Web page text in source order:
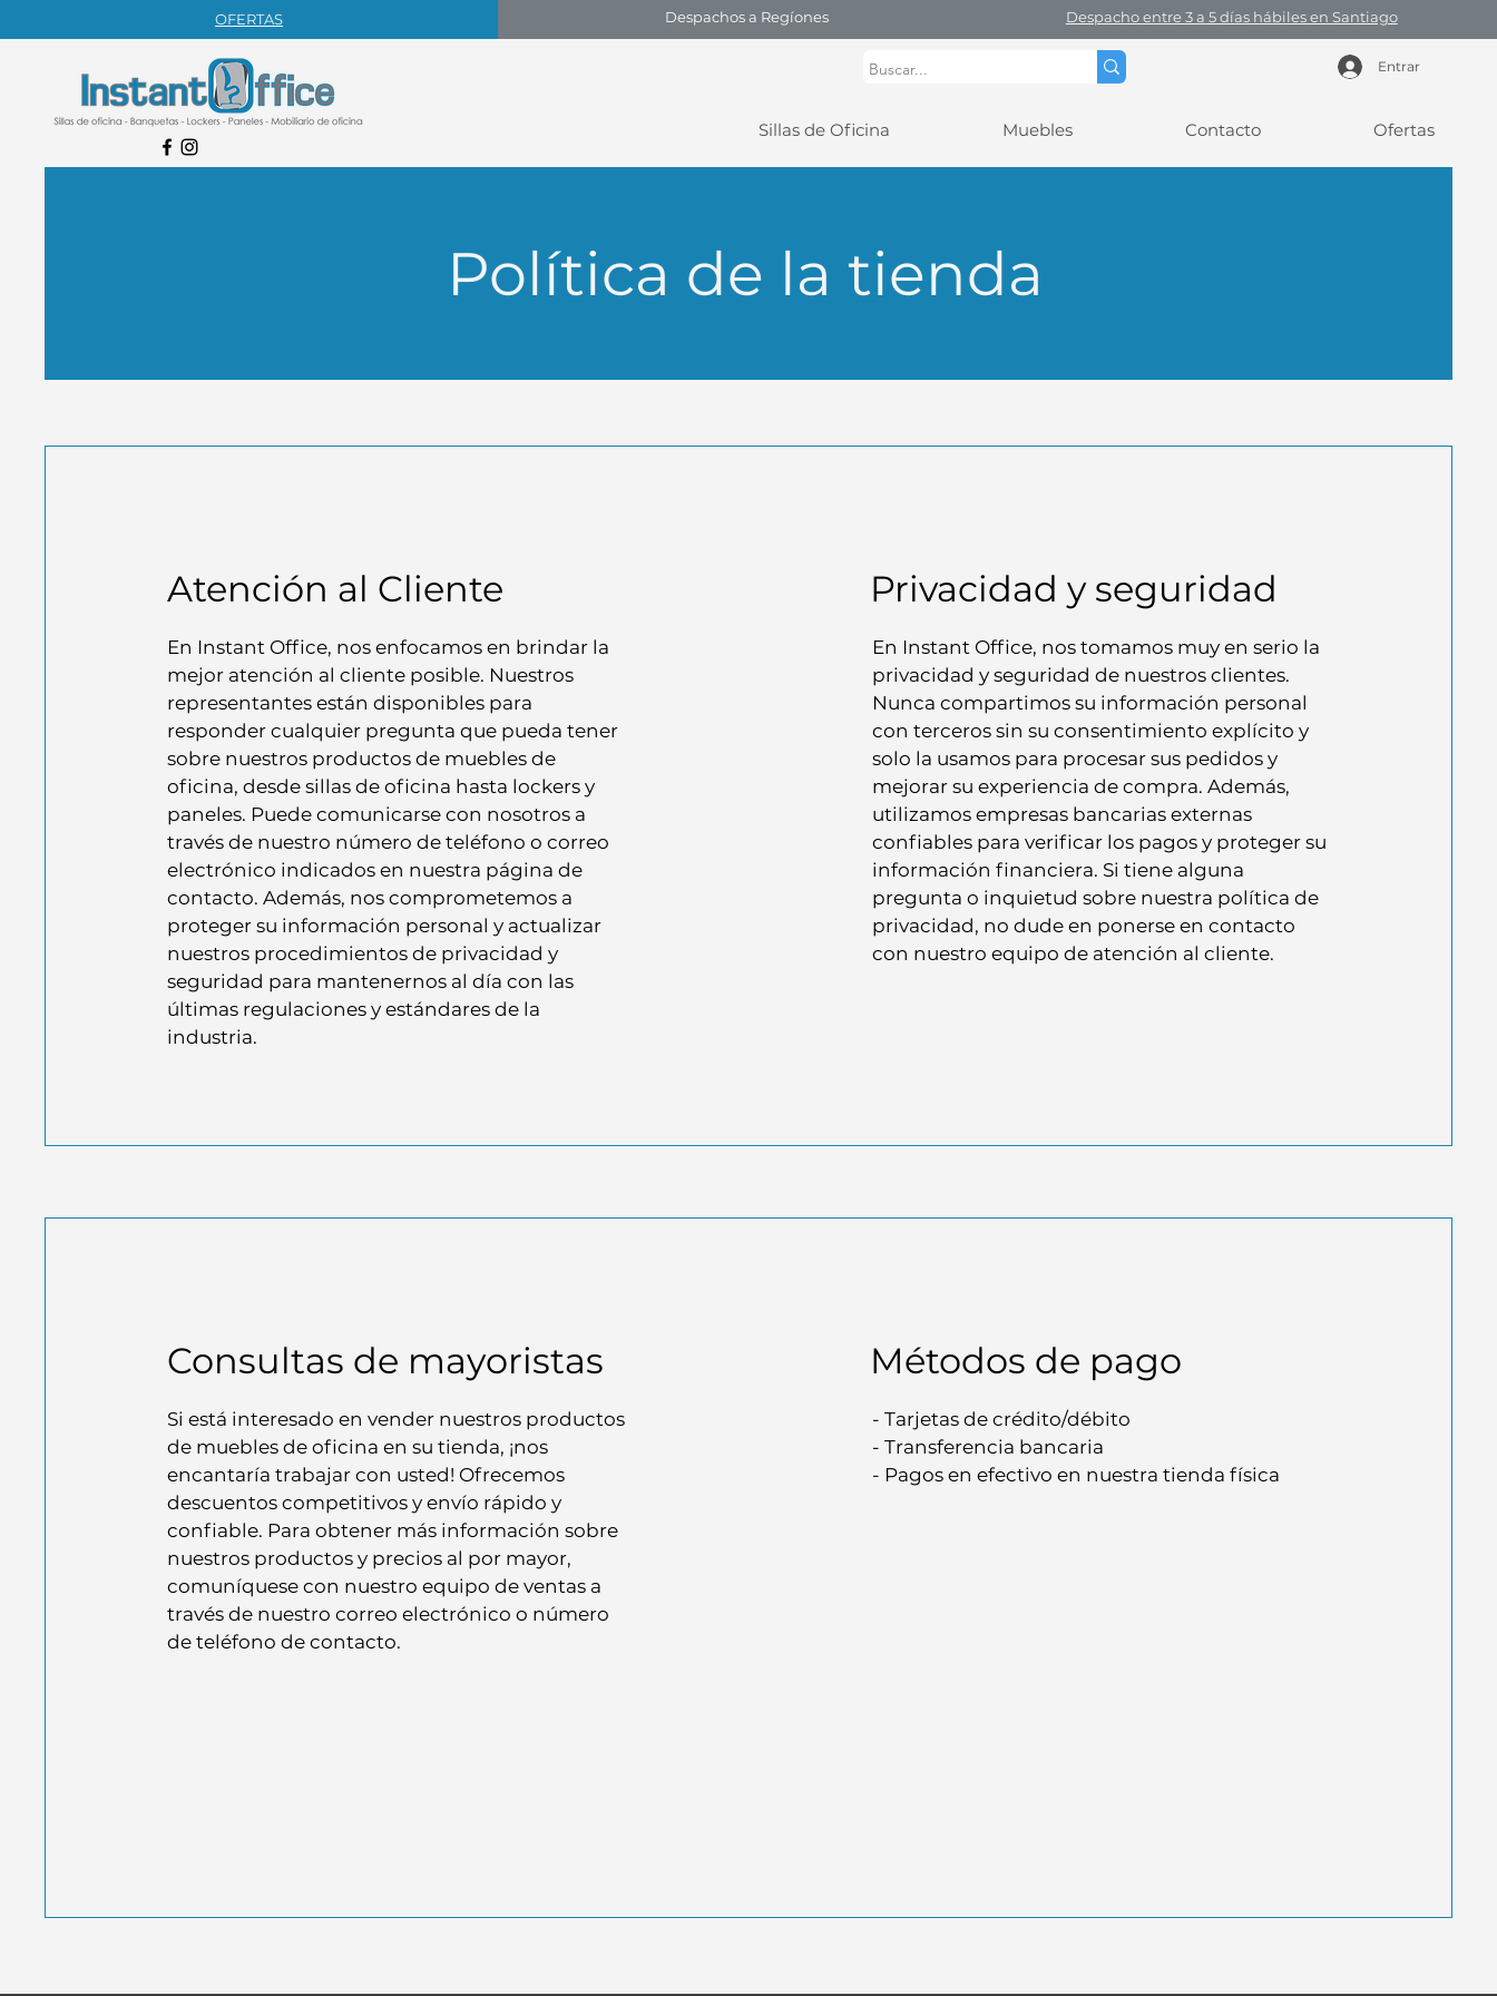
OFERTAS Despachos a Regíones Despacho entre 3 a 5 días hábiles en Santiago
Entrar
Sillas de Oficina Muebles Contacto Ofertas
Política de la tienda
Atención al Cliente
En Instant Office, nos enfocamos en brindar la
mejor atención al cliente posible. Nuestros
representantes están disponibles para
responder cualquier pregunta que pueda tener
sobre nuestros productos de muebles de
oficina, desde sillas de oficina hasta lockers y
paneles. Puede comunicarse con nosotros a
través de nuestro número de teléfono o correo
electrónico indicados en nuestra página de
contacto. Además, nos comprometemos a
proteger su información personal y actualizar
nuestros procedimientos de privacidad y
seguridad para mantenernos al día con las
últimas regulaciones y estándares de la
industria.
Privacidad y seguridad
En Instant Office, nos tomamos muy en serio la
privacidad y seguridad de nuestros clientes.
Nunca compartimos su información personal
con terceros sin su consentimiento explícito y
solo la usamos para procesar sus pedidos y
mejorar su experiencia de compra. Además,
utilizamos empresas bancarias externas
confiables para verificar los pagos y proteger su
información financiera. Si tiene alguna
pregunta o inquietud sobre nuestra política de
privacidad, no dude en ponerse en contacto
con nuestro equipo de atención al cliente.
Consultas de mayoristas
Si está interesado en vender nuestros productos
de muebles de oficina en su tienda, ¡nos
encantaría trabajar con usted! Ofrecemos
descuentos competitivos y envío rápido y
confiable. Para obtener más información sobre
nuestros productos y precios al por mayor,
comuníquese con nuestro equipo de ventas a
través de nuestro correo electrónico o número
de teléfono de contacto.
Métodos de pago
- Tarjetas de crédito/débito
- Transferencia bancaria
- Pagos en efectivo en nuestra tienda física